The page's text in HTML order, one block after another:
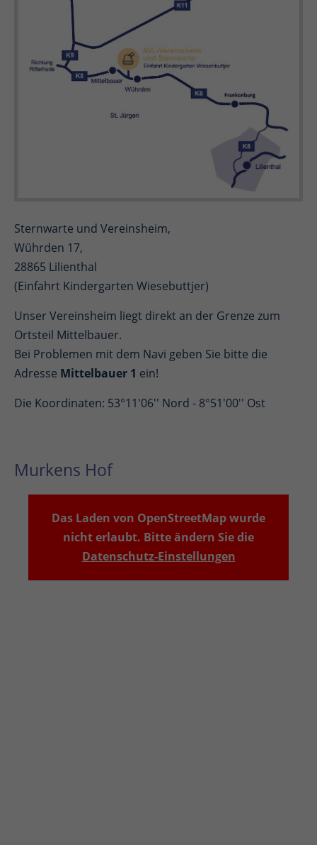
Sternwarte und Vereinsheim,
Wührden 17,
28865 Lilienthal
(Einfahrt Kindergarten Wiesebuttjer)
Unser Vereinsheim liegt direkt an der Grenze zum
Ortsteil Mittelbauer.
Bei Problemen mit dem Navi geben Sie bitte die
Adresse Mittelbauer 1 ein!
Die Koordinaten: 53°11'06'' Nord - 8°51'00'' Ost
Murkens Hof
Das Laden von OpenStreetMap wurde
nicht erlaubt. Bitte ändern Sie die
Datenschutz-Einstellungen